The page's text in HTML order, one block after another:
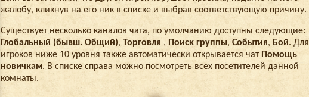
жалобу, кликнув на его ник в списке и выбрав соответствующую причину.
Существует несколько каналов чата, по умолчанию доступны следующие:
Глобальный (бывш. Общий), Торговля , Поиск группы, События, Бой. Для
игроков ниже 10 уровня также автоматически открывается чат Помощь
новичкам. В списке справа можно посмотреть всех посетителей данной
комнаты.